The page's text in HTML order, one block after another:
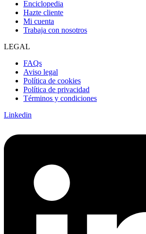
Enciclopedia
Hazte cliente
Mi cuenta
Trabaja con nosotros
LEGAL
FAQs
Aviso legal
Política de cookies
Política de privacidad
Términos y condiciones
Linkedin